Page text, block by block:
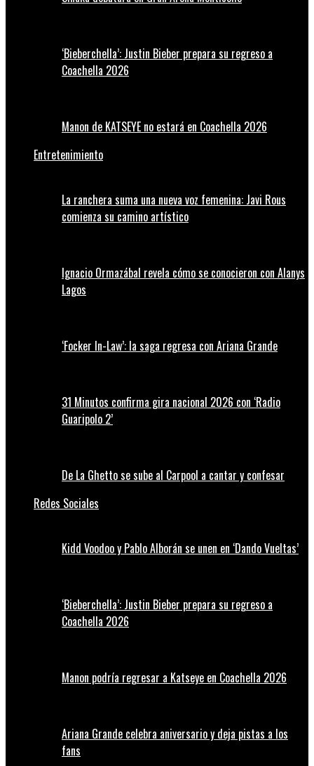
‘Bieberchella’: Justin Bieber prepara su regreso a
Coachella 2026
Manon de KATSEYE no estará en Coachella 2026
Entretenimiento
La ranchera suma una nueva voz femenina: Javi Rous
comienza su camino artístico
Ignacio Ormazábal revela cómo se conocieron con Alanys
Lagos
‘Focker In-Law’: la saga regresa con Ariana Grande
31 Minutos confirma gira nacional 2026 con ‘Radio
Guaripolo 2’
De La Ghetto se sube al Carpool a cantar y confesar
Redes Sociales
Kidd Voodoo y Pablo Alborán se unen en ‘Dando Vueltas’
‘Bieberchella’: Justin Bieber prepara su regreso a
Coachella 2026
Manon podría regresar a Katseye en Coachella 2026
Ariana Grande celebra aniversario y deja pistas a los
fans